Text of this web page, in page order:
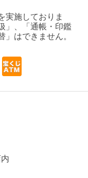
実施しておりま
」、「通帳・印鑑
」はできません。